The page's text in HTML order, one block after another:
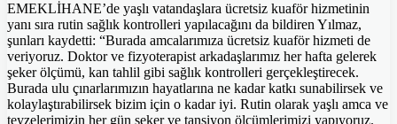
EMEKLİHANE’de yaşlı vatandaşlara ücretsiz kuaför hizmetinin
yanı sıra rutin sağlık kontrolleri yapılacağını da bildiren Yılmaz,
şunları kaydetti: “Burada amcalarımıza ücretsiz kuaför hizmeti de
veriyoruz. Doktor ve fizyoterapist arkadaşlarımız her hafta gelerek
şeker ölçümü, kan tahlil gibi sağlık kontrolleri gerçekleştirecek.
Burada ulu çınarlarımızın hayatlarına ne kadar katkı sunabilirsek ve
kolaylaştırabilirsek bizim için o kadar iyi. Rutin olarak yaşlı amca ve
teyzelerimizin her gün şeker ve tansiyon ölçümlerimizi yapıyoruz.